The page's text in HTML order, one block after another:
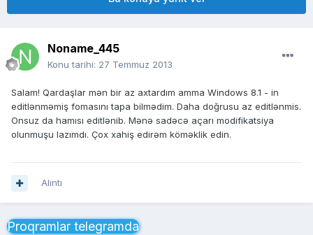
Noname_445
Konu tarihi: 27 Temmuz 2013
Salam! Qardaşlar mən bir az axtardım amma Windows 8.1 - in
editlənməmiş fomasını tapa bilmədim. Daha doğrusu az editlənmis.
Onsuz da hamısı editlənib. Mənə sadəcə açarı modifikatsiya
olunmuşu lazımdı. Çox xahiş edirəm köməklik edin.
Alıntı
Proqramlar telegramda